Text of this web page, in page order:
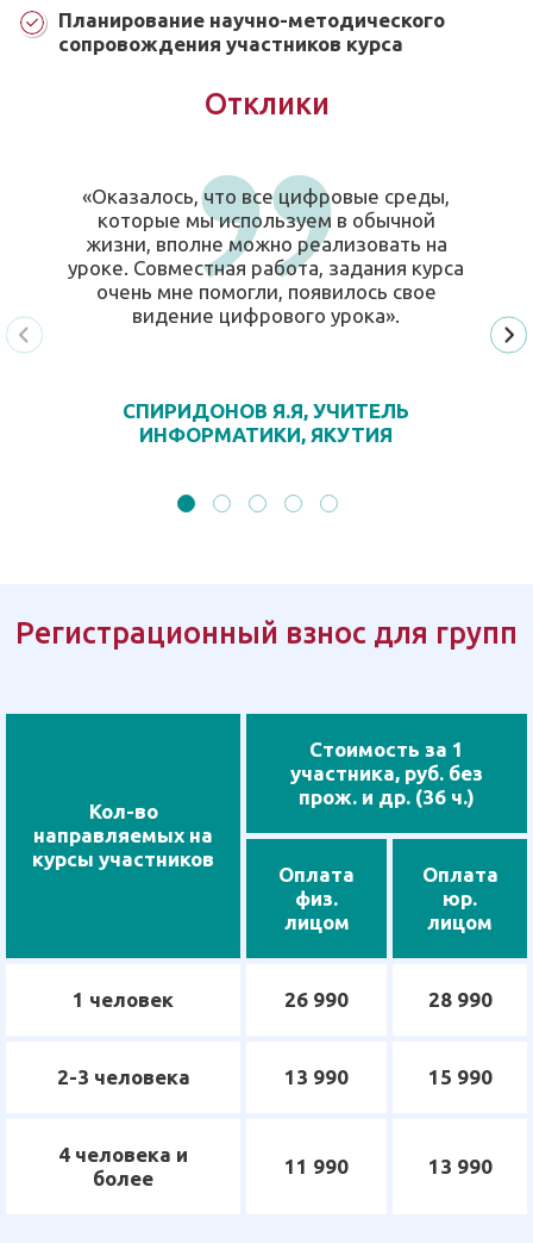
Планирование научно-методического
сопровождения участников курса
Отклики
«Оказалось, что все цифровые среды,
которые мы используем в обычной
жизни, вполне можно реализовать на
уроке. Совместная работа, задания курса
очень мне помогли, появилось свое
видение цифрового урока».
СПИРИДОНОВ Я.Я, УЧИТЕЛЬ
ИНФОРМАТИКИ, ЯКУТИЯ
Регистрационный взнос для групп
Кол-во
направляемых на
курсы участников
Стоимость за 1
участника, руб. без
прож. и др. (36 ч.)
Оплата
физ.
лицом
Оплата
юр.
лицом
1 человек 26 990 28 990
2-3 человека 13 990 15 990
4 человека и
более
11 990 13 990